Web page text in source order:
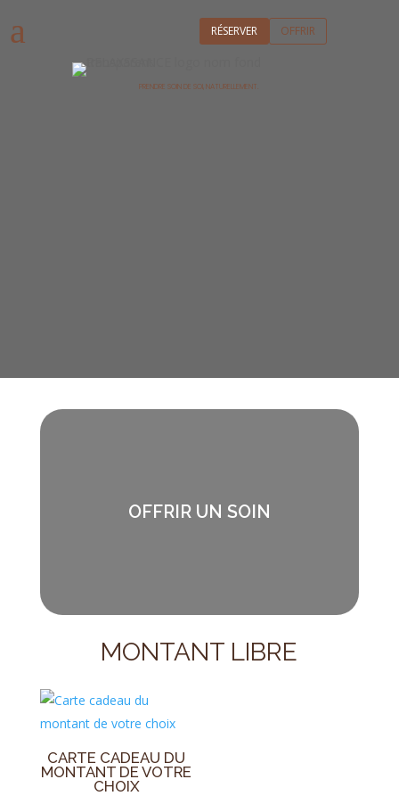
a RÉSERVER OFFRIR
PRENDRE SOIN DE SOI, NATURELLEMENT.
OFFRIR UN SOIN
MONTANT LIBRE
CARTE CADEAU DU
MONTANT DE VOTRE
CHOIX